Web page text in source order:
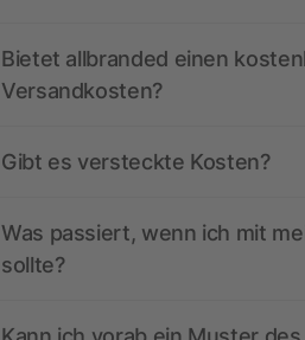
Bietet allbranded einen
Versandkosten?
Gibt es versteckte Kosten?
Was passiert, wenn ich mit
sollte?